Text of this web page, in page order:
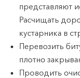
представляют
Расчищать
кустарника в
Перевозить
плотно
Проводить